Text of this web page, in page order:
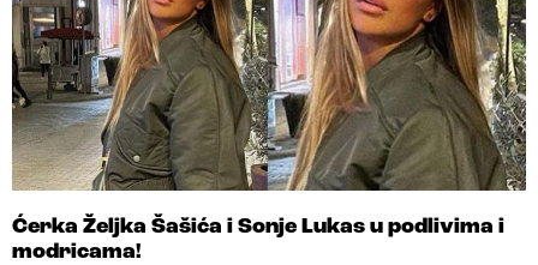
Ćerka Željka Šašića i Sonje Lukas u podlivima i
modricama!